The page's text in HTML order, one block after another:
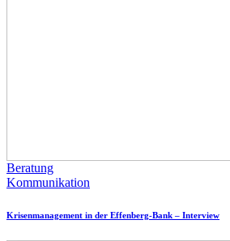
Beratung
Kommunikation
Krisenmanagement in der Effenberg-Bank – Interview